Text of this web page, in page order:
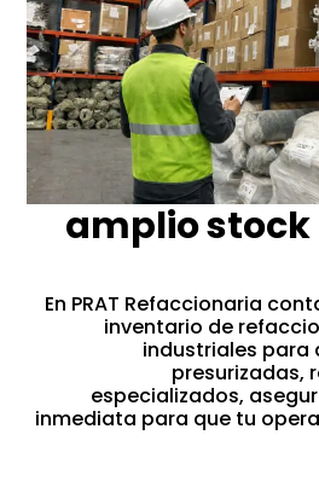
amplio
En PRAT Refaccionaria
inventario de
industriales para
presurizadas,
especializados,
inmediata para que tu